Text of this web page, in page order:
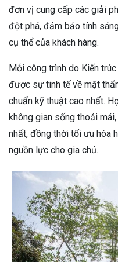
đơn vị cung cấp các giải
đột phá, đảm bảo tính
cụ thể của khách hàng.
Mỗi công trình do Kiến
được sự tinh tế về mặt
chuẩn kỹ thuật cao nhất.
không gian sống thoải
nhất, đồng thời tối ưu hóa
nguồn lực cho gia chủ.